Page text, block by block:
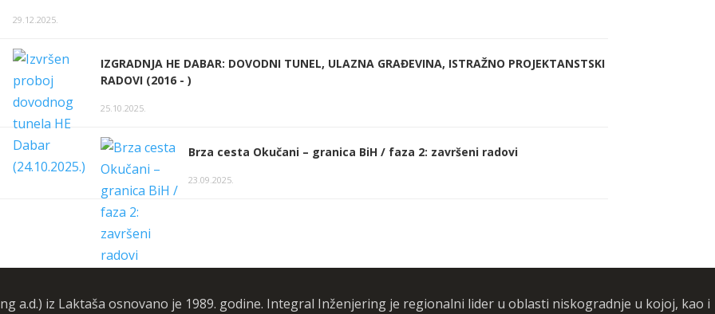
29.12.2025.
IZGRADNJA HE DABAR: DOVODNI TUNEL, ULAZNA GRAĐEVINA, ISTRAŽNO PROJEKTANSTSKI
RADOVI (2016 - )
25.10.2025.
Brza cesta Okučani – granica BiH / faza 2: završeni radovi
23.09.2025.
a.d.) iz Laktaša osnovano je 1989. godine. Integral Inženjering je regionalni lider u oblasti niskogradnje u kojoj, kao i